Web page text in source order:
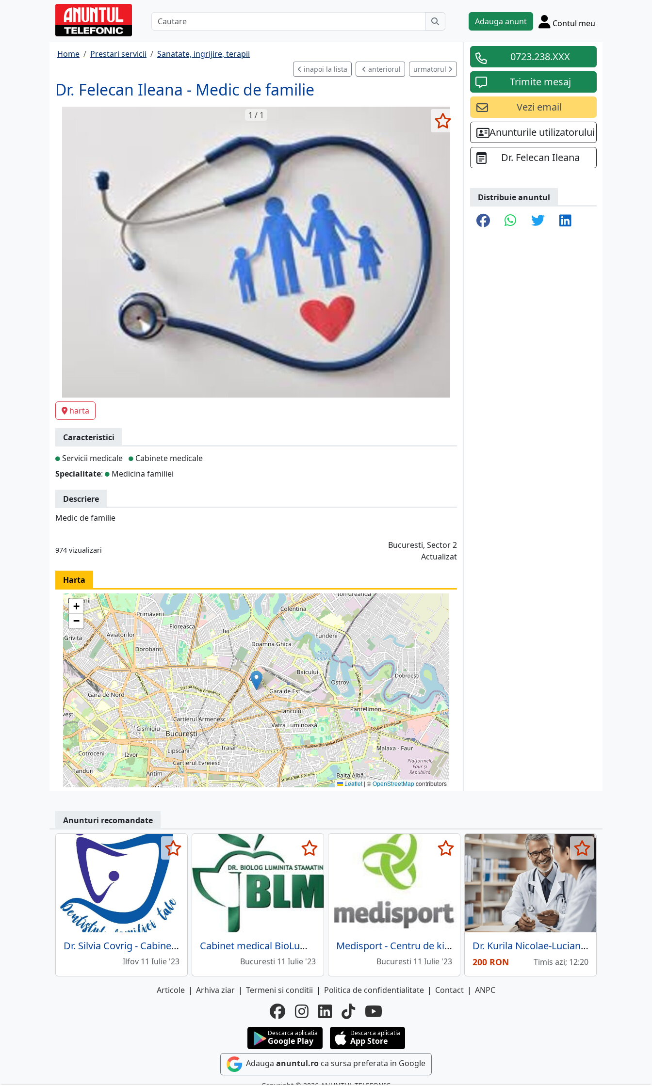
Adauga anunt Contul meu
Home Prestari servicii Sanatate, ingrijire, terapii
inapoi la lista anteriorul urmatorul
Dr. Felecan Ileana - Medic de familie
1 / 1
harta
Caracteristici
Servicii medicale
Cabinete medicale
Specialitate: Medicina familiei
Descriere
Medic de familie
974 vizualizari
Bucuresti, Sector 2
Actualizat
Harta
+
−
Leaflet | ©OpenStreetMapcontributors
0723.238.XXX
Trimite mesaj
Vezi email
Anunturile utilizatorului
Dr. Felecan Ileana
Distribuie anuntul
Anunturi recomandate
Dr. Silvia Covrig - Cabinet Stomatologic
Ilfov 11 Iulie '23
Cabinet medical BioLumiMedica
Bucuresti 11 Iulie '23
Medisport - Centru de kinetoterapie computerizata
Bucuresti 11 Iulie '23
Dr. Kurila Nicolae-Lucian - Medic Specialist Psihiatrie, Timisoara
200 RON Timis azi; 12:20
Articole | Arhiva ziar | Termeni si conditii | Politica de confidentialitate | Contact | ANPC
Descarca aplicatia
Google Play
Descarca aplicatia
App Store
Adauga anuntul.ro ca sursa preferata in Google